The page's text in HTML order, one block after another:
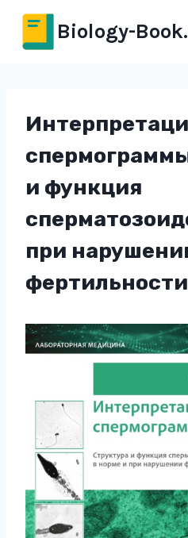
Перейти
содержимому
Biology-
и функция
при
фертильности